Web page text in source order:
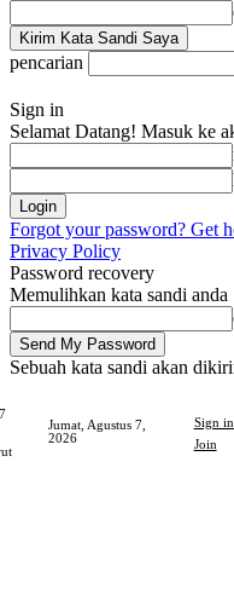
pencarian
Sign in
Selamat Datang! Masuk ke
Forgot your password? Get
Privacy Policy
Password recovery
Memulihkan kata sandi anda
Sebuah kata sandi akan
Jumat, Agustus 7,
2026
Sign
Join